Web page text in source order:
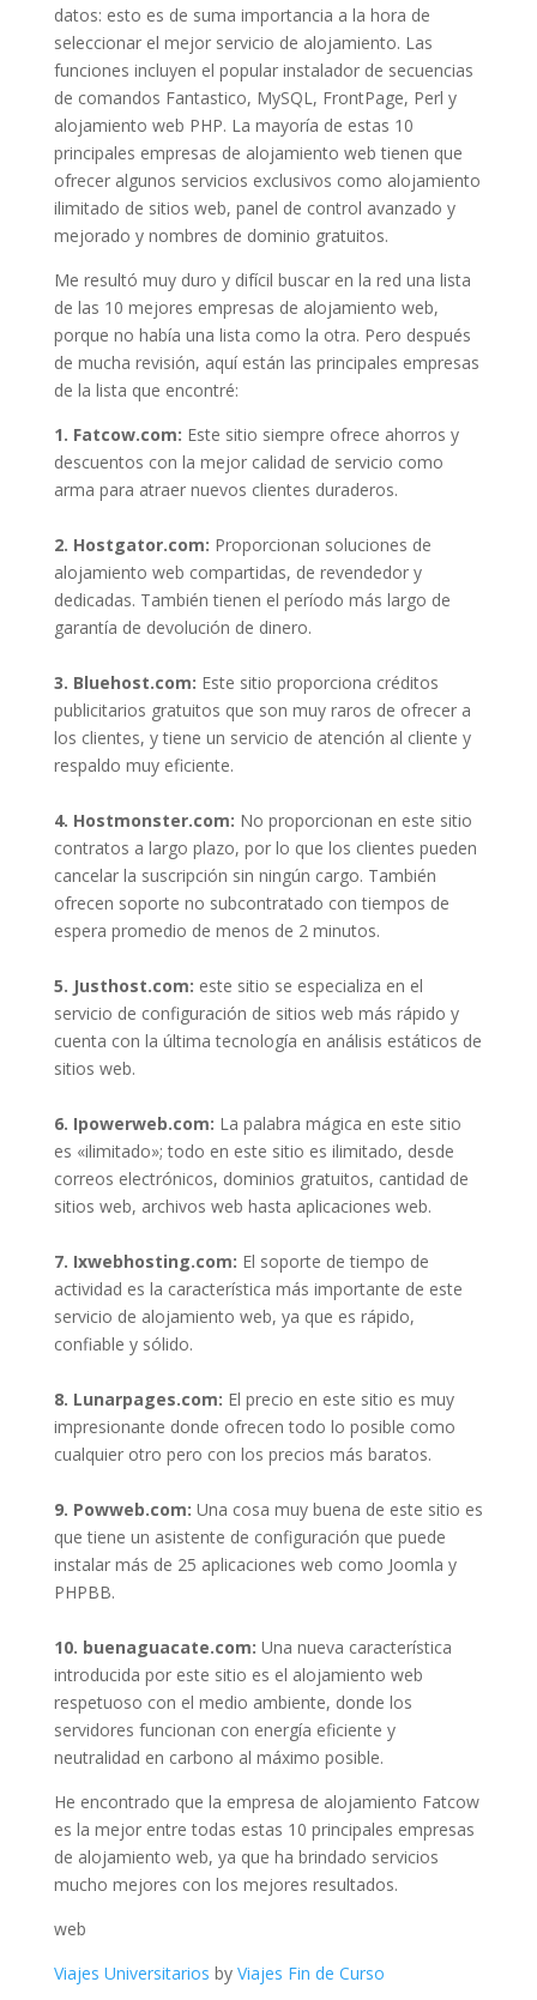
datos: esto es de suma importancia a la hora de
seleccionar el mejor servicio de alojamiento. Las
funciones incluyen el popular instalador de secuencias
de comandos Fantastico, MySQL, FrontPage, Perl y
alojamiento web PHP. La mayoría de estas 10
principales empresas de alojamiento web tienen que
ofrecer algunos servicios exclusivos como alojamiento
ilimitado de sitios web, panel de control avanzado y
mejorado y nombres de dominio gratuitos.
Me resultó muy duro y difícil buscar en la red una lista
de las 10 mejores empresas de alojamiento web,
porque no había una lista como la otra. Pero después
de mucha revisión, aquí están las principales empresas
de la lista que encontré:
1. Fatcow.com: Este sitio siempre ofrece ahorros y
descuentos con la mejor calidad de servicio como
arma para atraer nuevos clientes duraderos.
2. Hostgator.com: Proporcionan soluciones de
alojamiento web compartidas, de revendedor y
dedicadas. También tienen el período más largo de
garantía de devolución de dinero.
3. Bluehost.com: Este sitio proporciona créditos
publicitarios gratuitos que son muy raros de ofrecer a
los clientes, y tiene un servicio de atención al cliente y
respaldo muy eficiente.
4. Hostmonster.com: No proporcionan en este sitio
contratos a largo plazo, por lo que los clientes pueden
cancelar la suscripción sin ningún cargo. También
ofrecen soporte no subcontratado con tiempos de
espera promedio de menos de 2 minutos.
5. Justhost.com: este sitio se especializa en el
servicio de configuración de sitios web más rápido y
cuenta con la última tecnología en análisis estáticos de
sitios web.
6. Ipowerweb.com: La palabra mágica en este sitio
es «ilimitado»; todo en este sitio es ilimitado, desde
correos electrónicos, dominios gratuitos, cantidad de
sitios web, archivos web hasta aplicaciones web.
7. Ixwebhosting.com: El soporte de tiempo de
actividad es la característica más importante de este
servicio de alojamiento web, ya que es rápido,
confiable y sólido.
8. Lunarpages.com: El precio en este sitio es muy
impresionante donde ofrecen todo lo posible como
cualquier otro pero con los precios más baratos.
9. Powweb.com: Una cosa muy buena de este sitio es
que tiene un asistente de configuración que puede
instalar más de 25 aplicaciones web como Joomla y
PHPBB.
10. buenaguacate.com: Una nueva característica
introducida por este sitio es el alojamiento web
respetuoso con el medio ambiente, donde los
servidores funcionan con energía eficiente y
neutralidad en carbono al máximo posible.
He encontrado que la empresa de alojamiento Fatcow
es la mejor entre todas estas 10 principales empresas
de alojamiento web, ya que ha brindado servicios
mucho mejores con los mejores resultados.
web
Viajes Universitarios by Viajes Fin de Curso